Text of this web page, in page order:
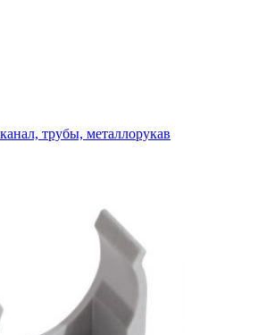
трубы, металлорукав